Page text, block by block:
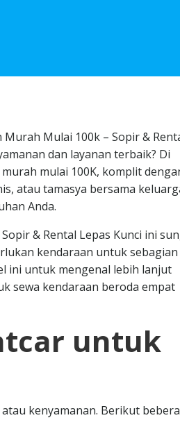
Mulai 100k – Sopir &
dan layanan terbaik? Di
mulai 100K, komplit
atau tamasya bersama
Anda.
& Rental Lepas Kunci ini
kendaraan untuk
ini untuk mengenal lebih lanjut
sewa kendaraan beroda empat
untuk
kenyamanan. Berikut